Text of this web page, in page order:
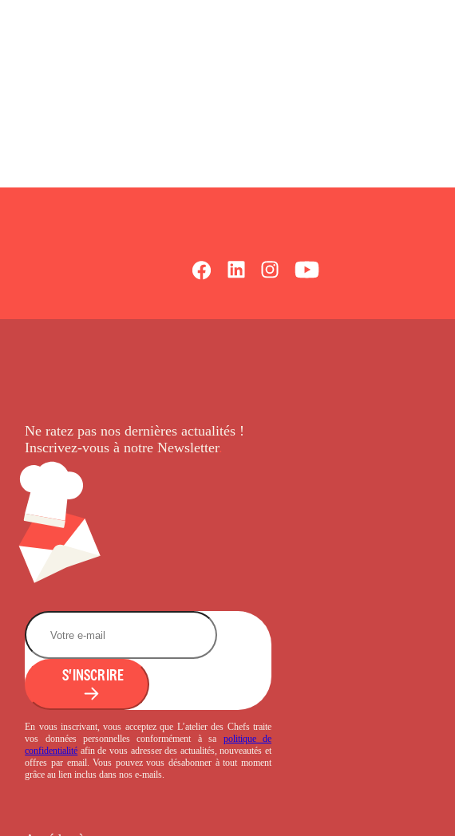
Ne ratez pas nos dernièresactualités !
Inscrivez-vous à notre Newsletter.
S'INSCRIRE
En vous inscrivant, vous acceptez que L’atelier des Chefs traite
vos données personnelles conformément à sa politique de
confidentialité afin de vous adresser des actualités, nouveautés et
offres par email. Vous pouvez vous désabonner à tout moment
grâce au lien inclus dans nos e-mails.